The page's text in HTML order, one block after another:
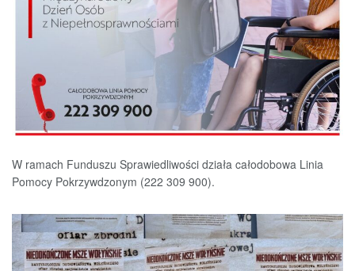
W ramach Funduszu Sprawiedliwości działa całodobowa Linia
Pomocy Pokrzywdzonym (222 309 900).